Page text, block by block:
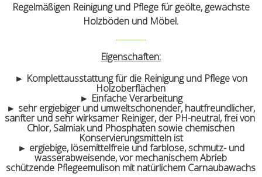
Regelmäßigen Reinigung und Pflege für geölte, gewachste
Holzböden und Möbel.
Eigenschaften:
► Komplettausstattung für die Reinigung und Pflege von
Holzoberflächen
► Einfache Verarbeitung
► sehr ergiebiger und umweltschonender, hautfreundlicher,
sanfter und sehr wirksamer Reiniger, der PH-neutral, frei von
Chlor, Salmiak und Phosphaten sowie chemischen
Konservierungsmitteln ist
► ergiebige, lösemittelfreie und farblose, schmutz- und
wasserabweisende, vor mechanischem Abrieb
schützende Pflegeemulison mit natürlichem Carnaubawachs